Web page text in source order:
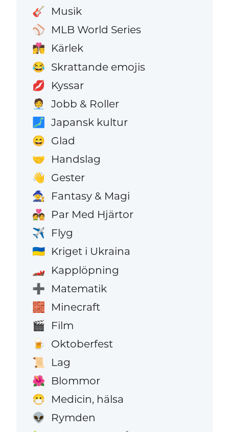
🎸 Musik
⚾ MLB World Series
👩‍❤️‍💋‍👨 Kärlek
😂 Skrattande emojis
💋 Kyssar
🧑‍💼 Jobb & Roller
🗾 Japansk kultur
😄 Glad
🤝 Handslag
👋 Gester
🧙 Fantasy & Magi
💑 Par Med Hjärtor
✈️ Flyg
🇺🇦 Kriget i Ukraina
🏎️ Kapplöpning
➕ Matematik
🧱 Minecraft
🎬 Film
🍺 Oktoberfest
📜 Lag
🌺 Blommor
😷 Medicin, hälsa
👽 Rymden